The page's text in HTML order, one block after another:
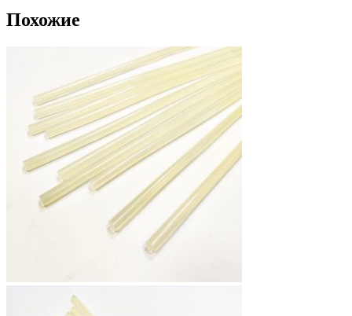
Похожие